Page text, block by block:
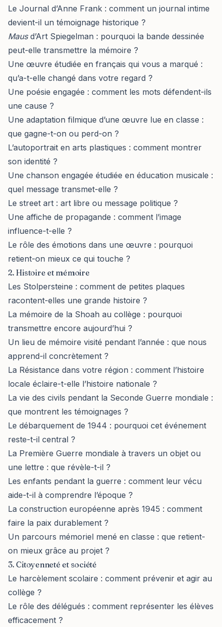
Le Journal d’Anne Frank : comment un journal intime
devient-il un témoignage historique ?
Mausd’Art Spiegelman : pourquoi la bande dessinée
peut-elle transmettre la mémoire ?
Une œuvre étudiée en français qui vous a marqué :
qu’a-t-elle changé dans votre regard ?
Une poésie engagée : comment les mots défendent-ils
une cause ?
Une adaptation filmique d’une œuvre lue en classe :
que gagne-t-on ou perd-on ?
L’autoportrait en arts plastiques : comment montrer
son identité ?
Une chanson engagée étudiée en éducation musicale :
quel message transmet-elle ?
Le street art : art libre ou message politique ?
Une affiche de propagande : comment l’image
influence-t-elle ?
Le rôle des émotions dans une œuvre : pourquoi
retient-on mieux ce qui touche ?
2. Histoire et mémoire
Les Stolpersteine : comment de petites plaques
racontent-elles une grande histoire ?
La mémoire de la Shoah au collège : pourquoi
transmettre encore aujourd’hui ?
Un lieu de mémoire visité pendant l’année : que nous
apprend-il concrètement ?
La Résistance dans votre région : comment l’histoire
locale éclaire-t-elle l’histoire nationale ?
La vie des civils pendant la Seconde Guerre mondiale :
que montrent les témoignages ?
Le débarquement de 1944 : pourquoi cet événement
reste-t-il central ?
La Première Guerre mondiale à travers un objet ou
une lettre : que révèle-t-il ?
Les enfants pendant la guerre : comment leur vécu
aide-t-il à comprendre l’époque ?
La construction européenne après 1945 : comment
faire la paix durablement ?
Un parcours mémoriel mené en classe : que retient-
on mieux grâce au projet ?
3. Citoyenneté et société
Le harcèlement scolaire : comment prévenir et agir au
collège ?
Le rôle des délégués : comment représenter les élèves
efficacement ?